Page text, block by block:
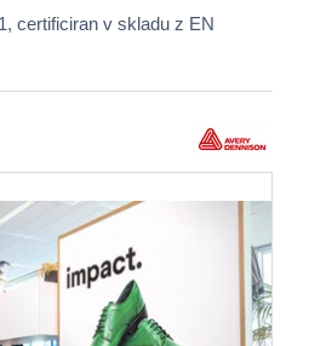
certificiran v skladu z EN